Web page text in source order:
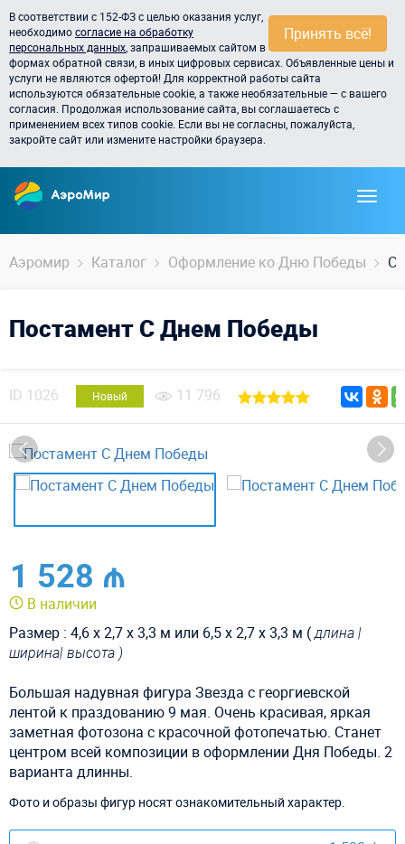
Принять всё!
В соответствии с 152-ФЗ с целью оказания услуг,
необходимосогласие на обработку
персональных данных , запрашиваемых сайтом в
формах обратной связи, в иных цифровых сервисах. Объявленные цены и
услуги не являются офертой! Для корректной работы сайта
используются обязательные cookie, а также необязательные — с вашего
согласия. Продолжая использование сайта, вы соглашаетесь с
применением всех типов cookie. Если вы не согласны, пожалуйста,
закройте сайт или измените настройки браузера.
Аэромир Каталог Оформление ко Дню Победы С
Постамент С Днем Победы
ID 1026 Новый 11 796
1 528 ₼
В наличии
Размер : 4,6 х 2,7 х 3,3 м или 6,5 х 2,7 х 3,3 м (длина |
ширина| высота )
Большая надувная фигура Звезда с георгиевской
лентой к праздованию 9 мая. Очень красивая, яркая
заметная фотозона с красочной фотопечатью. Станет
центром всей композиции в оформлении Дня Победы. 2
варианта длинны.
Фото и образы фигур носят ознакомительный характер.